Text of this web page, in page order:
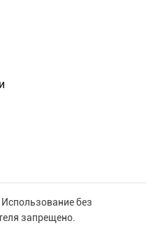
без
запрещено.